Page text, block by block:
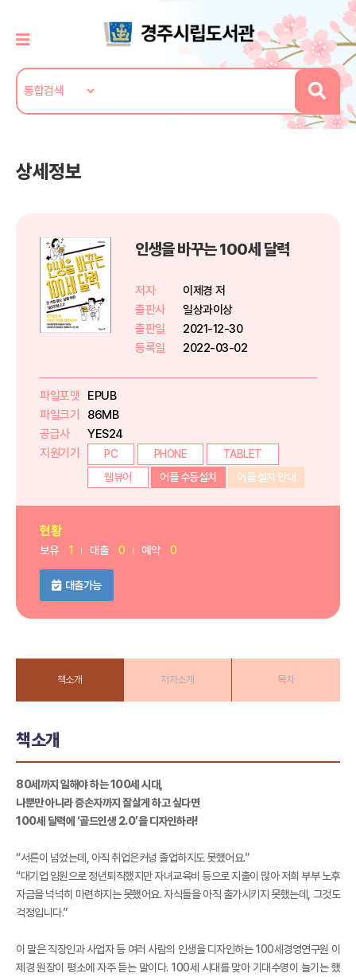
상세정보
인생을 바꾸는 100세 달력
저자
이제경 저
출판사
일상과이상
출판일
2021-12-30
등록일
2022-03-02
파일포맷
EPUB
파일크기
86MB
공급사
YES24
지원기기
PC PHONE
TABLET
웹뷰어
어플 수동설치 어플 설치 안내
현황
보유 1 대출 0 예약 0
대출가능
책소개 저자소개 목차
책소개
80세까지 일해야 하는 100세 시대,
나뿐만 아니라 증손자까지 잘살게 하고 싶다면
100세 달력에 ‘골드인생 2.0’을 디자인하라!
“서른이 넘었는데, 아직 취업은커녕 졸업하지도 못했어요.”
“대기업 임원으로 정년퇴직했지만 자녀교육비 등으로 지출이 많아 저희 부부 노후
자금을 넉넉히 마련하지는 못했어요. 자식들을 아직 출가시키지 못했는데, 그것도
걱정입니다.”
이 말은 직장인과 사업자 등 여러 사람의 인생을 디자인하는 100세경영연구원 이
제경 원장이 평소에 자주 듣는 말이다. 100세 시대를 맞아 기대수명이 늘기는 했